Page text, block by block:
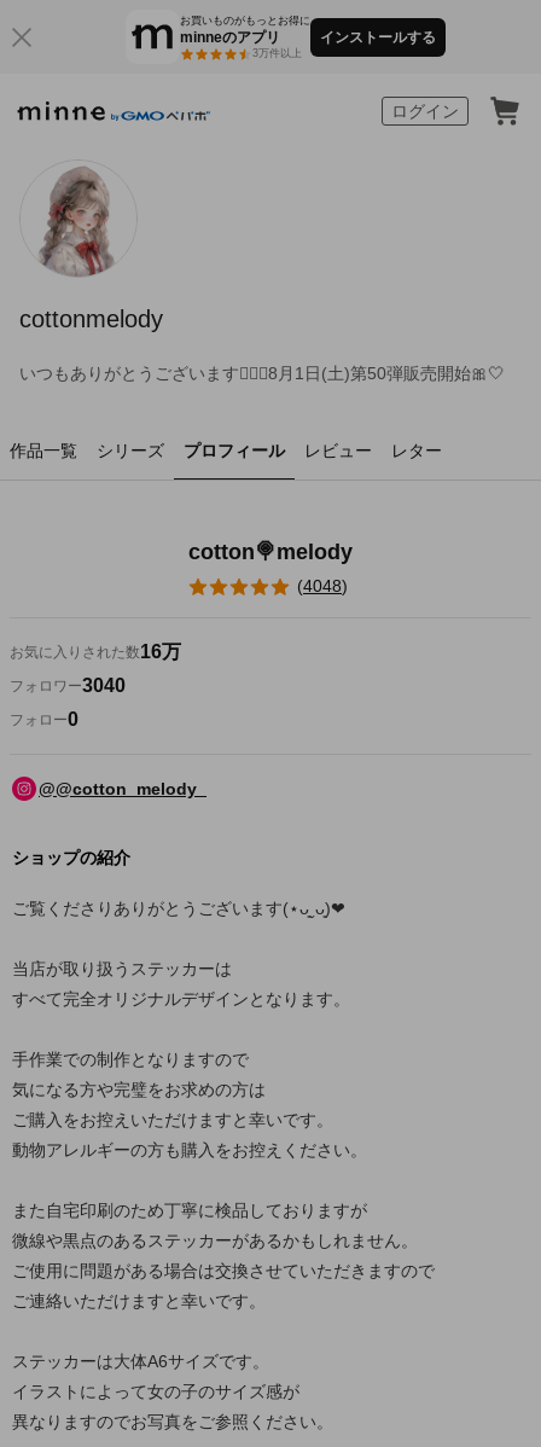
お買いものがもっとお得に
minneのアプリ
3万件以上
インストールする
ログイン
cottonmelody
いつもありがとうございます🙇🏻‍♀️8月1日(土)第50弾販売開始🎀🤍
作品一覧 シリーズ プロフィール レビュー レター
cotton🍭melody
(4048)
お気に入りされた数16万
フォロワー3040
フォロー0
@@cotton_melody_
ショップの紹介
ご覧くださりありがとうございます(⋆ᴗ͈ˬᴗ͈)❤︎
当店が取り扱うステッカーは
すべて完全オリジナルデザインとなります。
手作業での制作となりますので
気になる方や完璧をお求めの方は
ご購入をお控えいただけますと幸いです。
動物アレルギーの方も購入をお控えください。
また自宅印刷のため丁寧に検品しておりますが
微線や黒点のあるステッカーがあるかもしれません。
ご使用に問題がある場合は交換させていただきますので
ご連絡いただけますと幸いです。
ステッカーは大体A6サイズです。
イラストによって女の子のサイズ感が
異なりますのでお写真をご参照ください。